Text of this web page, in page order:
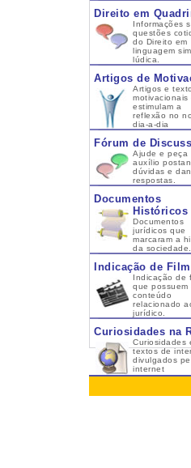
Direito em
Informações
questões
do Direito em
linguagem
lúdica.
Artigos de
Artigos e
motivacionais
estimulam a
reflexão no
dia-a-dia
Fórum de
Ajude e peça
auxílio
dúvidas e
respostas.
Documentos
Históricos
Documentos
jurídicos que
marcaram a
da sociedade.
Indicação de
Indicação de
que possuem
conteúdo
relacionado
jurídico.
Curiosidades na
Curiosidades
textos de
divulgados
internet